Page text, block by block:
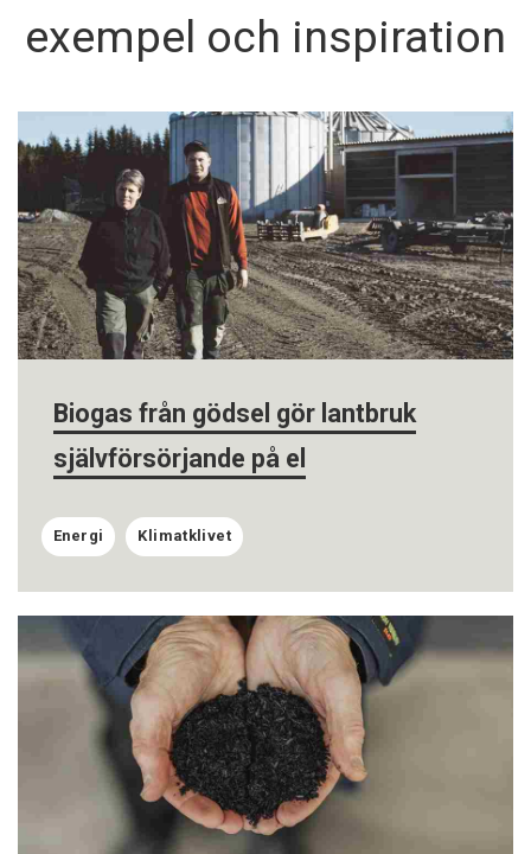
exempel och inspiration
Biogas från gödsel gör lantbruk
självförsörjande på el
Energi Klimatklivet